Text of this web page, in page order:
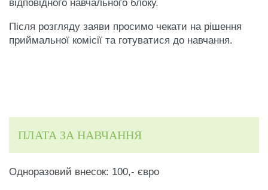
відповідного навчального блоку.
Після розгляду заяви просимо чекати на рішення
приймальної комісії та готуватися до навчання.
ПЛАТА ЗА НАВЧАННЯ
Одноразовий внесок: 100,- євро